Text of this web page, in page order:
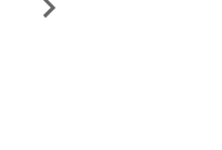
1989